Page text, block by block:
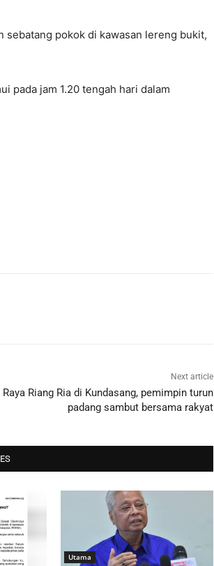
sebatang pokok di kawasan lereng bukit,
pada jam 1.20 tengah hari dalam
Next article
Raya Riang Ria di Kundasang, pemimpin turun
padang sambut bersama rakyat
Utama